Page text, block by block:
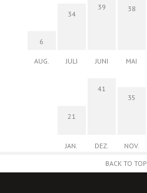
6
AUG.
34
JULI
39
JUNI
38
MAI
21
JAN.
41
DEZ.
35
NOV.
BACK TO TOP